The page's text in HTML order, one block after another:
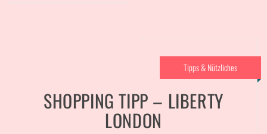
Tipps & Nützliches
SHOPPING TIPP – LIBERTY
LONDON